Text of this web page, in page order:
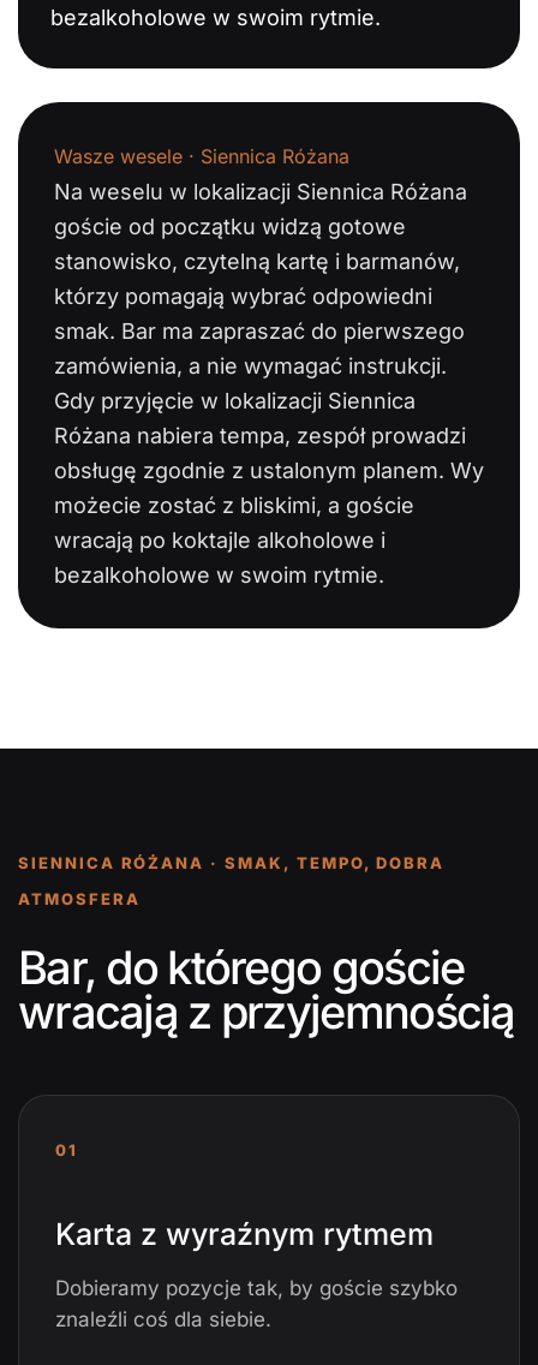
bezalkoholowe w swoim rytmie.
Wasze wesele · Siennica Różana
Na weselu w lokalizacji Siennica Różana
goście od początku widzą gotowe
stanowisko, czytelną kartę i barmanów,
którzy pomagają wybrać odpowiedni
smak. Bar ma zapraszać do pierwszego
zamówienia, a nie wymagać instrukcji.
Gdy przyjęcie w lokalizacji Siennica
Różana nabiera tempa, zespół prowadzi
obsługę zgodnie z ustalonym planem. Wy
możecie zostać z bliskimi, a goście
wracają po koktajle alkoholowe i
bezalkoholowe w swoim rytmie.
SIENNICA RÓŻANA · SMAK, TEMPO, DOBRA
ATMOSFERA
Bar, do którego goście
wracają z przyjemnością
01
Karta z wyraźnym rytmem
Dobieramy pozycje tak, by goście szybko
znaleźli coś dla siebie.